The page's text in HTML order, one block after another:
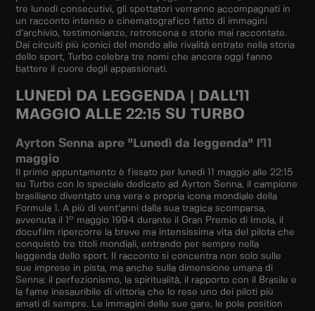
tre lunedì consecutivi, gli spettatori verranno accompagnati in
un racconto intenso e cinematografico fatto di immagini
d’archivio, testimonianze, retroscena e storie mai raccontate.
Dai circuiti più iconici del mondo alle rivalità entrate nella storia
dello sport, Turbo celebra tre nomi che ancora oggi fanno
battere il cuore degli appassionati.
LUNEDÌ DA LEGGENDA | DALL'11
MAGGIO ALLE 22:15 SU TURBO
Ayrton Senna apre "Lunedì da leggenda" l'11
maggio
Il primo appuntamento è fissato per lunedì 11 maggio alle 22:15
su Turbo con lo speciale dedicato ad Ayrton Senna, il campione
brasiliano diventato una vera e propria icona mondiale della
Formula 1. A più di vent’anni dalla sua tragica scomparsa,
avvenuta il 1° maggio 1994 durante il Gran Premio di Imola, il
docufilm ripercorre la breve ma intensissima vita del pilota che
conquistò tre titoli mondiali, entrando per sempre nella
leggenda dello sport. Il racconto si concentra non solo sulle
sue imprese in pista, ma anche sulla dimensione umana di
Senna: il perfezionismo, la spiritualità, il rapporto con il Brasile e
la fame inesauribile di vittoria che lo rese uno dei piloti più
amati di sempre. Le immagini delle sue gare, le pole position